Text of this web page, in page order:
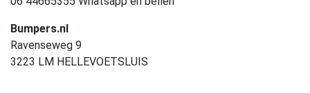
Bumpers.nl
Ravenseweg 9
3223 LM HELLEVOETSLUIS